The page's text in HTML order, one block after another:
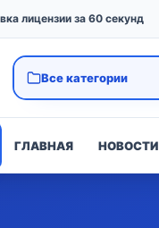
лицензии за 60 секунд
ГЛАВНАЯ НОВОСТИ